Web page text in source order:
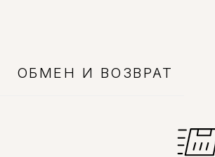
ОБМЕН И ВОЗВРАТ